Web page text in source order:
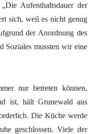
Aufenthaltsdauer der
sich, weil es nicht genug
der Anordnung des
Soziales mussten wir eine
nur betreten können,
ist, hält Grunewald aus
Die Küche werde
geschlossen. Viele der